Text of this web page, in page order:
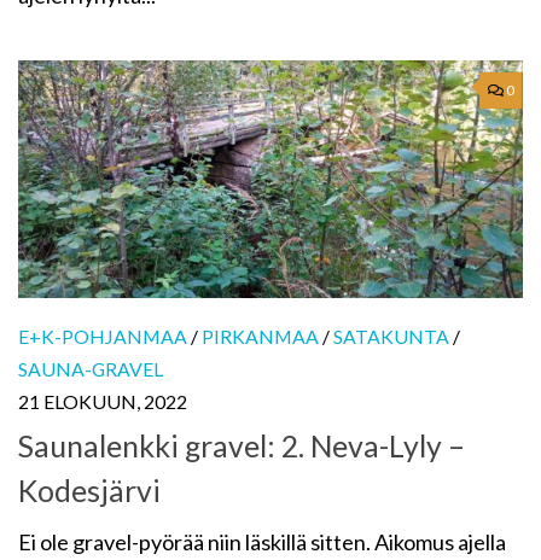
0
E+K-POHJANMAA / PIRKANMAA /SATAKUNTA /
SAUNA-GRAVEL
21 ELOKUUN, 2022
Saunalenkki gravel: 2. Neva-Lyly –
Kodesjärvi
Ei ole gravel-pyörää niin läskillä sitten. Aikomus ajella